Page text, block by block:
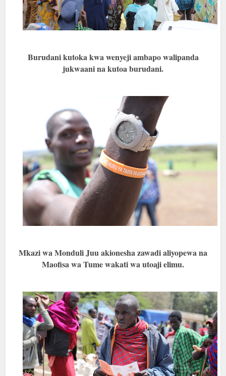
Burudani kutoka kwa wenyeji ambapo walipanda
jukwaani na kutoa burudani.
Mkazi wa Monduli Juu akionesha zawadi aliyopewa na
Maofisa wa Tume wakati wa utoaji elimu.